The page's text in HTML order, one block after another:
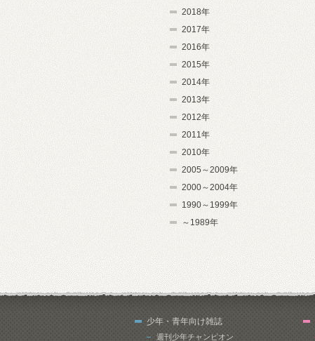
2018年
2017年
2016年
2015年
2014年
2013年
2012年
2011年
2010年
2005～2009年
2000～2004年
1990～1999年
～1989年
少年・青年向け雑誌
週刊少年チャンピオン